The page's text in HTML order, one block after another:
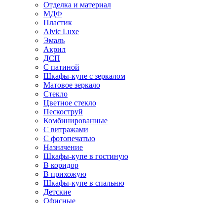
Отделка и материал
МДФ
Пластик
Alvic Luxe
Эмаль
Акрил
ДСП
С патиной
Шкафы-купе с зеркалом
Матовое зеркало
Стекло
Цветное стекло
Пескоструй
Комбинированные
С витражами
С фотопечатью
Назначение
Шкафы-купе в гостиную
В коридор
В прихожую
Шкафы-купе в спальню
Детские
Офисные